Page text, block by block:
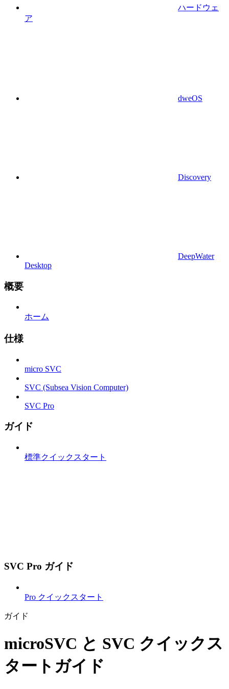
ハードウェ
ア
dweOS
Discovery
DeepWater
Desktop
概要
ホーム
仕様
micro SVC
SVC (Subsea Vision Computer)
SVC Pro
ガイド
標準クイックスタート
SVC Pro ガイド
Pro クイックスタート
ガイド
microSVC と SVC クイックス
タートガイド